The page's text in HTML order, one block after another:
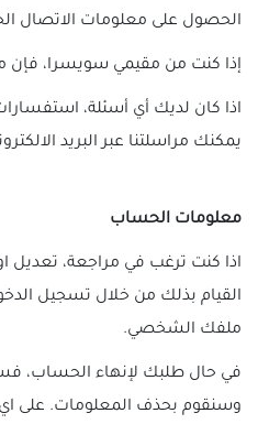
الحصول على معلومات الاتصال
إذا كنت من مقيمي سويسرا، فإن
اذا كان لديك أي أسئلة،
يمكنك مراسلتنا عبر البريد
معلومات الحساب
اذا كنت ترغب في مراجعة، تعديل
القيام بذلك من خلال تسجيل
ملفك الشخصي.
في حال طلبك لإنهاء الحساب،
وسنقوم بحذف المعلومات. على اي